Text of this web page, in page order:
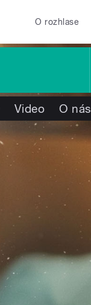
O rozhlase
Video O nás